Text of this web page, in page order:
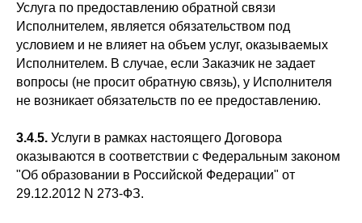
Услуга по предоставлению обратной связи
Исполнителем, является обязательством под
условием и не влияет на объем услуг, оказываемых
Исполнителем. В случае, если Заказчик не задает
вопросы (не просит обратную связь), у Исполнителя
не возникает обязательств по ее предоставлению.
3.4.5. Услуги в рамках настоящего Договора
оказываются в соответствии с Федеральным законом
"Об образовании в Российской Федерации" от
29.12.2012 N 273-ФЗ.